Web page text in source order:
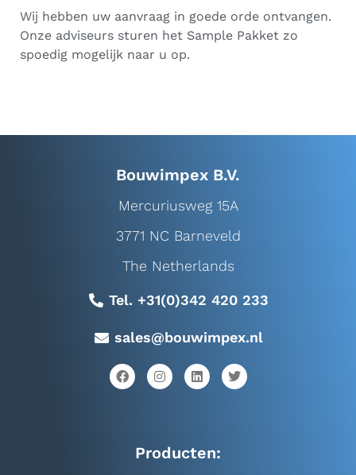
Wij hebben uw aanvraag in goede orde ontvangen.
Onze adviseurs sturen het Sample Pakket zo
spoedig mogelijk naar u op.
Bouwimpex B.V.
Mercuriusweg 15A
3771 NC Barneveld
The Netherlands
Tel. +31(0)342 420 233
sales@bouwimpex.nl
Producten: